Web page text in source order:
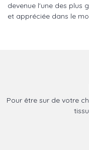
devenue l'une des plus
et appréciée dans le
Pour être sur de votre